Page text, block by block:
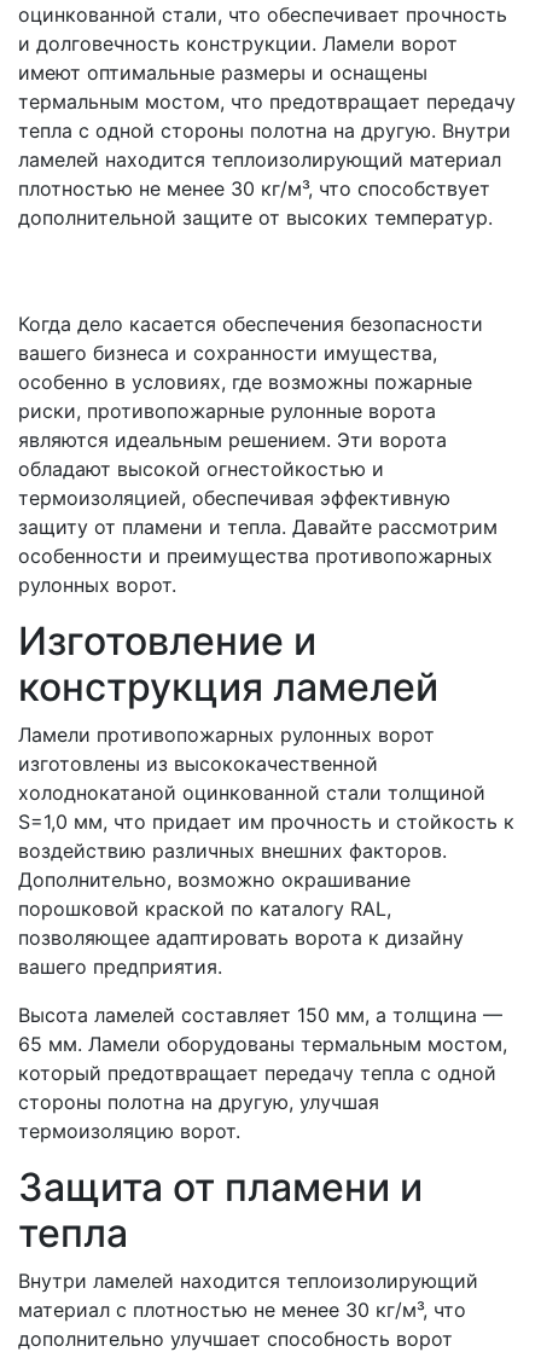
оцинкованной стали, что обеспечивает прочность
и долговечность конструкции. Ламели ворот
имеют оптимальные размеры и оснащены
термальным мостом, что предотвращает передачу
тепла с одной стороны полотна на другую. Внутри
ламелей находится теплоизолирующий материал
плотностью не менее 30 кг/м³, что способствует
дополнительной защите от высоких температур.
Когда дело касается обеспечения безопасности
вашего бизнеса и сохранности имущества,
особенно в условиях, где возможны пожарные
риски, противопожарные рулонные ворота
являются идеальным решением. Эти ворота
обладают высокой огнестойкостью и
термоизоляцией, обеспечивая эффективную
защиту от пламени и тепла. Давайте рассмотрим
особенности и преимущества противопожарных
рулонных ворот.
Изготовление и
конструкция ламелей
Ламели противопожарных рулонных ворот
изготовлены из высококачественной
холоднокатаной оцинкованной стали толщиной
S=1,0 мм, что придает им прочность и стойкость к
воздействию различных внешних факторов.
Дополнительно, возможно окрашивание
порошковой краской по каталогу RAL,
позволяющее адаптировать ворота к дизайну
вашего предприятия.
Высота ламелей составляет 150 мм, а толщина —
65 мм. Ламели оборудованы термальным мостом,
который предотвращает передачу тепла с одной
стороны полотна на другую, улучшая
термоизоляцию ворот.
Защита от пламени и
тепла
Внутри ламелей находится теплоизолирующий
материал с плотностью не менее 30 кг/м³, что
дополнительно улучшает способность ворот